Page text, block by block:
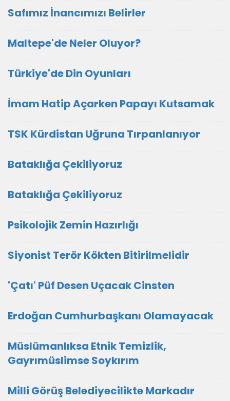
Safımız İnancımızı Belirler
Maltepe'de Neler Oluyor?
Türkiye'de Din Oyunları
İmam Hatip Açarken Papayı Kutsamak
TSK Kürdistan Uğruna Tırpanlanıyor
Bataklığa Çekiliyoruz
Bataklığa Çekiliyoruz
Psikolojik Zemin Hazırlığı
Siyonist Terör Kökten Bitirilmelidir
'Çatı' Püf Desen Uçacak Cinsten
Erdoğan Cumhurbaşkanı Olamayacak
Müslümanlıksa Etnik Temizlik,
Gayrımüslimse Soykırım
Milli Görüş Belediyecilikte Markadır